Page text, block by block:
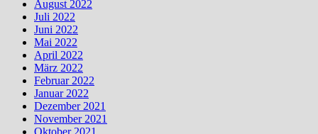
August 2022
Juli 2022
Juni 2022
Mai 2022
April 2022
März 2022
Februar 2022
Januar 2022
Dezember 2021
November 2021